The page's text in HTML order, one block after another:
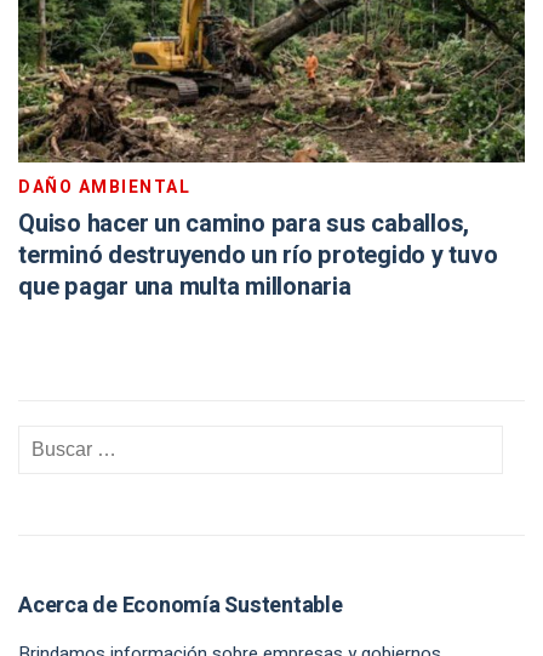
DAÑO AMBIENTAL
Quiso hacer un camino para sus caballos,
terminó destruyendo un río protegido y tuvo
que pagar una multa millonaria
Acerca de Economía Sustentable